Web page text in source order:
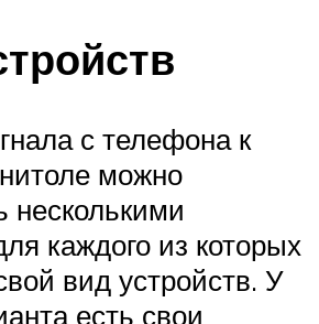
с телефона к
можно
несколькими
каждого из которых
вид устройств. У
есть свои